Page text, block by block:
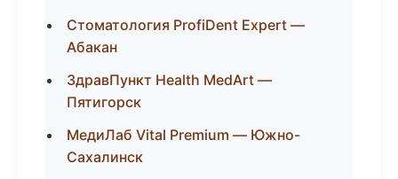
Стоматология ProfiDent Expert —
Абакан
ЗдравПункт Health MedArt —
Пятигорск
МедиЛаб Vital Premium — Южно-
Сахалинск